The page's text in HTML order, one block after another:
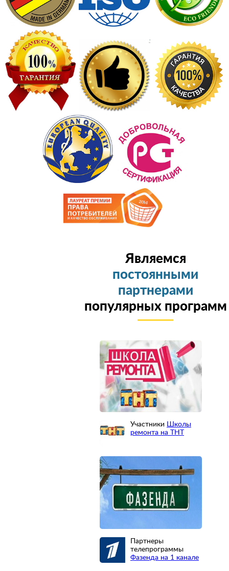
Являемся
постоянными
партнерами
популярных программ
Участники Школы
ремонта на ТНТ
Партнеры
телепрограммы
Фазенда на 1 канале